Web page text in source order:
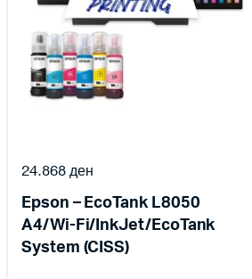
Epson – EcoTank L8050
A4/Wi-Fi/InkJet/EcoTank
System (CISS)
24.868ден